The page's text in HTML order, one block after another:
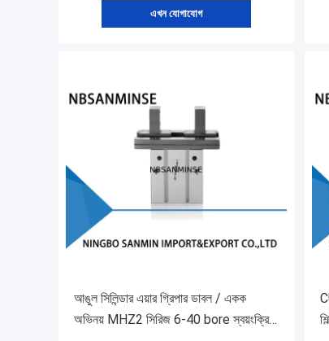
এখন যোগাযোগ
আঙুল সিলিন্ডার এয়ার গ্রিপার ডাবল / একক
অভিনয় MHZ2 সিরিজ 6-40 bore স্বয়ংক্রিয়